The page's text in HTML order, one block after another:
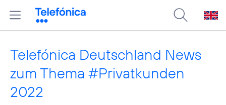
Telefónica Deutschland News
zum Thema #Privatkunden
2022